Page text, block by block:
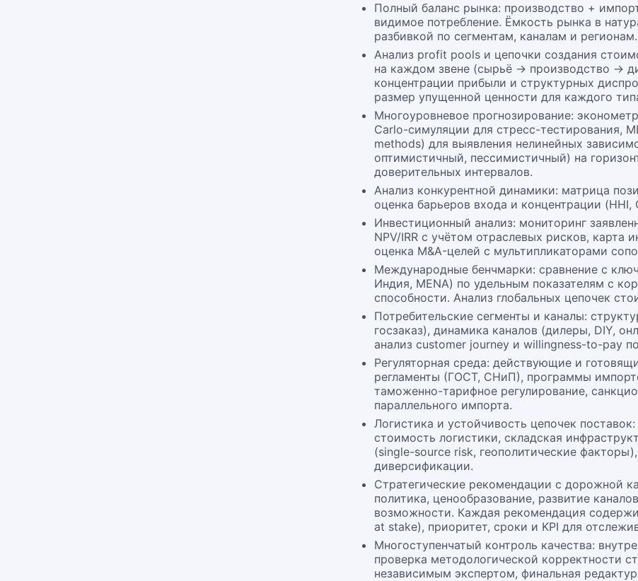
Полный баланс рынка: производство +
видимое потребление. Ёмкость рынка в
разбивкой по сегментам, каналам и регионам.
Анализ profit pools и цепочки создания
на каждом звене (сырьё → производство →
концентрации прибыли и структурных
размер упущенной ценности для каждого
Многоуровневое прогнозирование:
Carlo-симуляции для стресс-тестирования,
methods) для выявления нелинейных
оптимистичный, пессимистичный) на
доверительных интервалов.
Анализ конкурентной динамики: матрица
оценка барьеров входа и концентрации (HHI,
Инвестиционный анализ: мониторинг
NPV/IRR с учётом отраслевых рисков, карта
оценка M&A-целей с мультипликаторами
Международные бенчмарки: сравнение с
Индия, MENA) по удельным показателям с
способности. Анализ глобальных цепочек
Потребительские сегменты и каналы:
госзаказ), динамика каналов (дилеры, DIY,
анализ customer journey и willingness-to-pay
Регуляторная среда: действующие и
регламенты (ГОСТ, СНиП), программы
таможенно-тарифное регулирование,
параллельного импорта.
Логистика и устойчивость цепочек
стоимость логистики, складская
(single-source risk, геополитические
диверсификации.
Стратегические рекомендации с дорожной
политика, ценообразование, развитие
возможности. Каждая рекомендация
at stake), приоритет, сроки и KPI для
Многоступенчатый контроль качества:
проверка методологической корректности
независимым экспертом, финальная